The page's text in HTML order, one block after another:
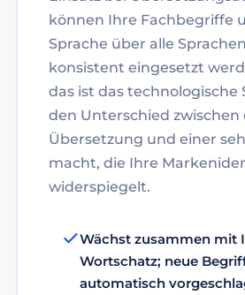
können Ihre Fachbegriffe
Sprache über alle
konsistent eingesetzt
das ist das technologische
den Unterschied
Übersetzung und einer
macht, die Ihre
widerspiegelt.
Wächst zusammen mit
Wortschatz; neue
automatisch